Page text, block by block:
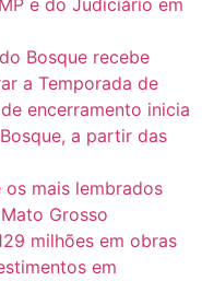
e do Judiciário em
Bosque recebe
a Temporada de
encerramento inicia
a partir das
mais lembrados
Grosso
milhões em obras
em